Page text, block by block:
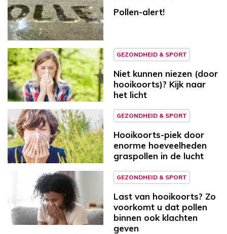
Pollen-alert!
GEZONDHEID & SPORT
Niet kunnen niezen (door
hooikoorts)? Kijk naar
het licht
GEZONDHEID & SPORT
Hooikoorts-piek door
enorme hoeveelheden
graspollen in de lucht
GEZONDHEID & SPORT
Last van hooikoorts? Zo
voorkomt u dat pollen
binnen ook klachten
geven